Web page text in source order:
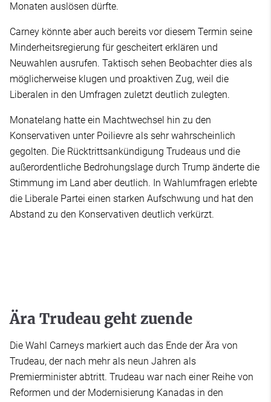
Monaten auslösen dürfte.
Carney könnte aber auch bereits vor diesem Termin seine
Minderheitsregierung für gescheitert erklären und
Neuwahlen ausrufen. Taktisch sehen Beobachter dies als
möglicherweise klugen und proaktiven Zug, weil die
Liberalen in den Umfragen zuletzt deutlich zulegten.
Monatelang hatte ein Machtwechsel hin zu den
Konservativen unter Poilievre als sehr wahrscheinlich
gegolten. Die Rücktrittsankündigung Trudeaus und die
außerordentliche Bedrohungslage durch Trump änderte die
Stimmung im Land aber deutlich. In Wahlumfragen erlebte
die Liberale Partei einen starken Aufschwung und hat den
Abstand zu den Konservativen deutlich verkürzt.
Ära Trudeau geht zuende
Die Wahl Carneys markiert auch das Ende der Ära von
Trudeau, der nach mehr als neun Jahren als
Premierminister abtritt. Trudeau war nach einer Reihe von
Reformen und der Modernisierung Kanadas in den